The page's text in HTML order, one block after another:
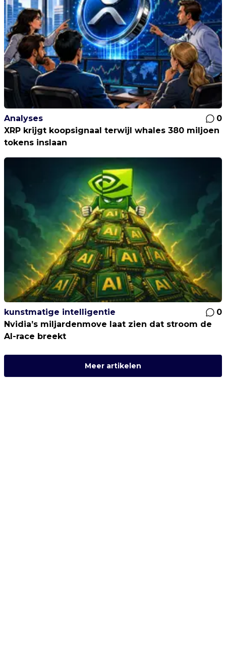
Analyses
0
XRP krijgt koopsignaal terwijl whales 380 miljoen
tokens inslaan
kunstmatige intelligentie
0
Nvidia’s miljardenmove laat zien dat stroom de
AI-race breekt
Meer artikelen